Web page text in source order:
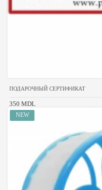
ПОДАРОЧНЫЙ СЕРТИФИКАТ
350 MDL